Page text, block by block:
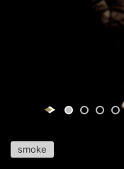
smoke